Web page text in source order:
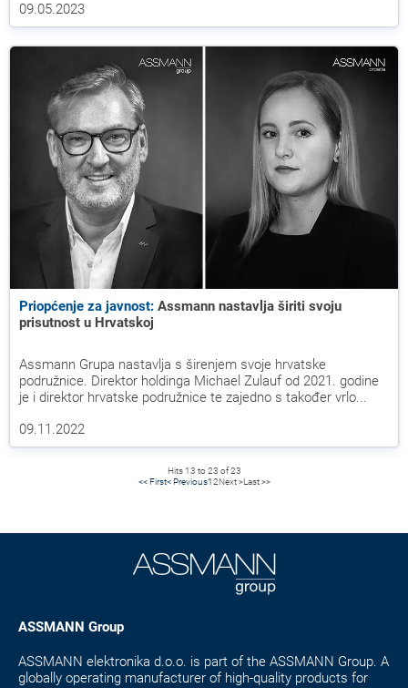
09.05.2023
Priopćenje za javnost: Assmann nastavlja širiti svoju
prisutnost u Hrvatskoj
Assmann Grupa nastavlja s širenjem svoje hrvatske
podružnice. Direktor holdinga Michael Zulauf od 2021. godine
je i direktor hrvatske podružnice te zajedno s također vrlo...
09.11.2022
Hits 13 to 23 of 23
<< First< Previous12Next >Last >>
ASSMANN Group
ASSMANN elektronika d.o.o. is part of the ASSMANN Group. A
globally operating manufacturer of high-quality products for